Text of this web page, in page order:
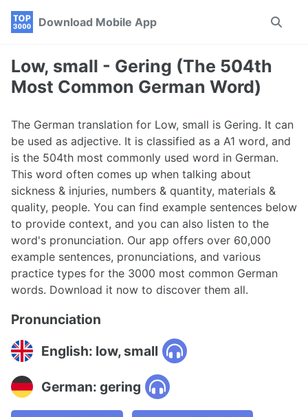
Skip
navigation
Skip
Skip
Download Mobile App
Toggle
Low, small - Gering (The 504th
Most Common German Word)
The German translation for Low, small is Gering. It can
be used as adjective. It is classified as a A1 word, and
is the 504th most commonly used word in German.
This word often comes up when talking about
sickness & injuries, numbers & quantity, materials &
quality, people. You can find example sentences below
to provide context, and you can also listen to the
word's pronunciation. Our app offers over 60,000
example sentences, pronunciations, and various
practice types for the 3000 most common German
words. Download it now to discover them all.
Pronunciation
English: low, small
German: gering